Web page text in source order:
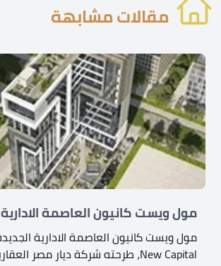
مقالات مشابهة
مول ويست كانيون العاصمة الادارية
New Capital، طرحته شركة ديار مصر العقاريه